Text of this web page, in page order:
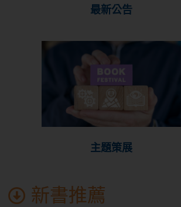
最新公告
主題策展
新書推薦